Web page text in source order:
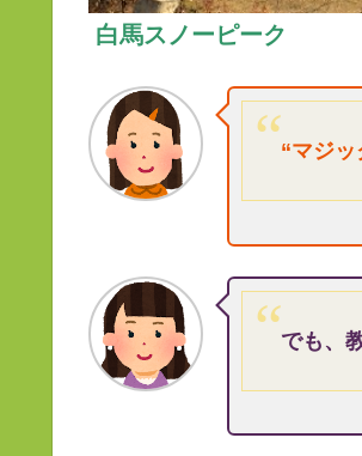
白馬スノーピーク
“マジ
でも、